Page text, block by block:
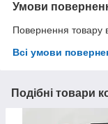
Умови
Повернення товару
Всі умови
Подібні товари